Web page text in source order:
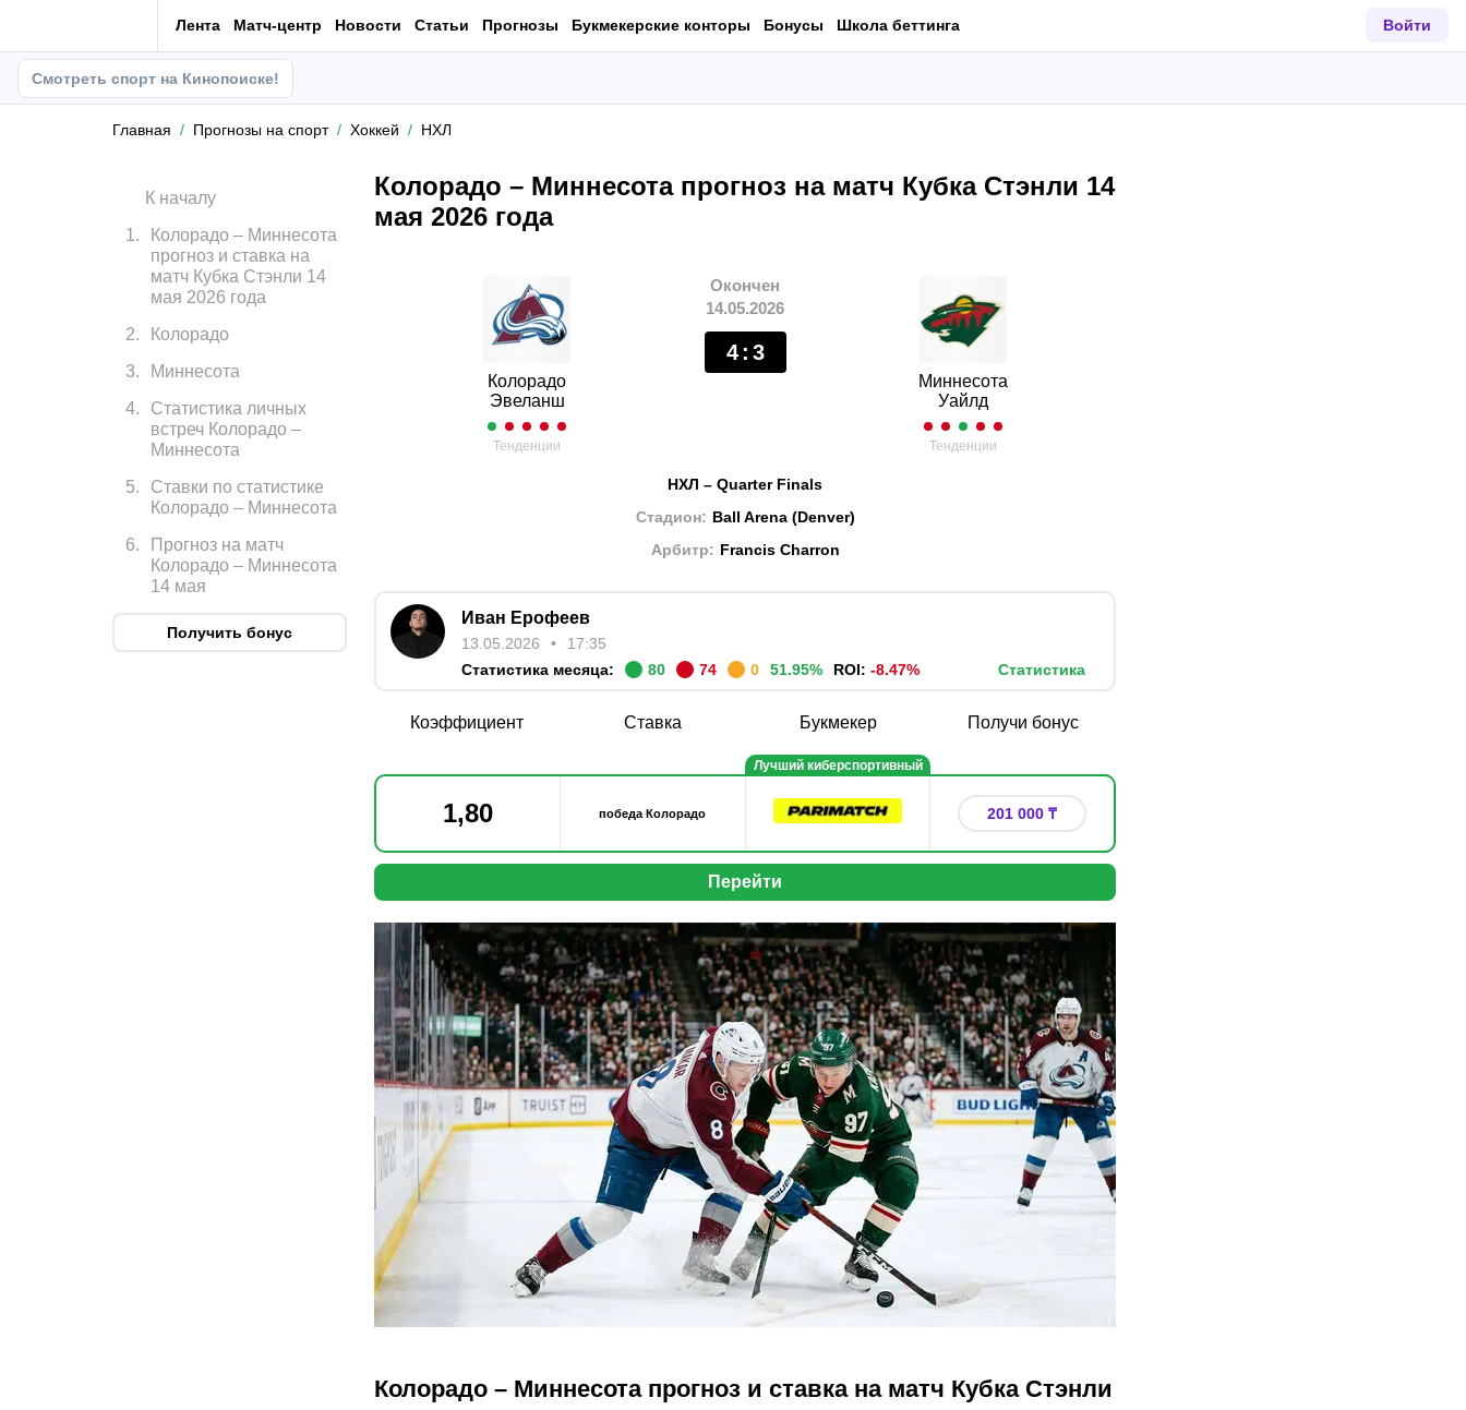
Лента Матч-центр Новости Статьи Прогнозы Букмекерские конторы Бонусы Школа беттинга Войти
Смотреть спорт на Кинопоиске!
Главная Прогнозы на спорт Хоккей НХЛ
Колорадо – Миннесота прогноз на матч Кубка Стэнли 14
мая 2026 года
Колорадо
Эвеланш
Тенденции
Окончен
14.05.2026
4 : 3
Миннесота
Уайлд
Тенденции
НХЛ – Quarter Finals
Стадион: Ball Arena(Denver)
Арбитр: Francis Charron
Иван Ерофеев
13.05.2026
17:35
Статистика месяца:
80 74 0 51.95% ROI: -8.47% Статистика
Коэффициент Ставка Букмекер Получи бонус
Лучший киберспортивный
1,80 победа Колорадо 201 000 ₸
Перейти
Колорадо – Миннесота прогноз и ставка на матч Кубка Стэнли
К началу
1 .
Колорадо – Миннесота
прогноз и ставка на
матч Кубка Стэнли 14
мая 2026 года
2.
Колорадо
3.
Миннесота
4.
Статистика личных
встреч Колорадо –
Миннесота
5.
Ставки по статистике
Колорадо – Миннесота
6.
Прогноз на матч
Колорадо – Миннесота
14 мая
Получить бонус